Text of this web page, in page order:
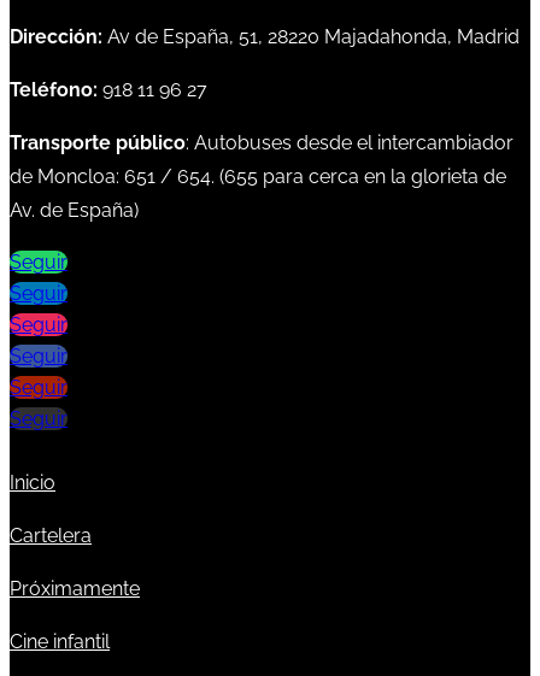
Dirección: Av de España, 51, 28220 Majadahonda, Madrid
Teléfono: 918 11 96 27
Transporte público: Autobuses desde el intercambiador
de Moncloa: 651 / 654. (655 para cerca en la glorieta de
Av. de España)
Seguir
Seguir
Seguir
Seguir
Seguir
Seguir
Inicio
Cartelera
Próximamente
Cine infantil